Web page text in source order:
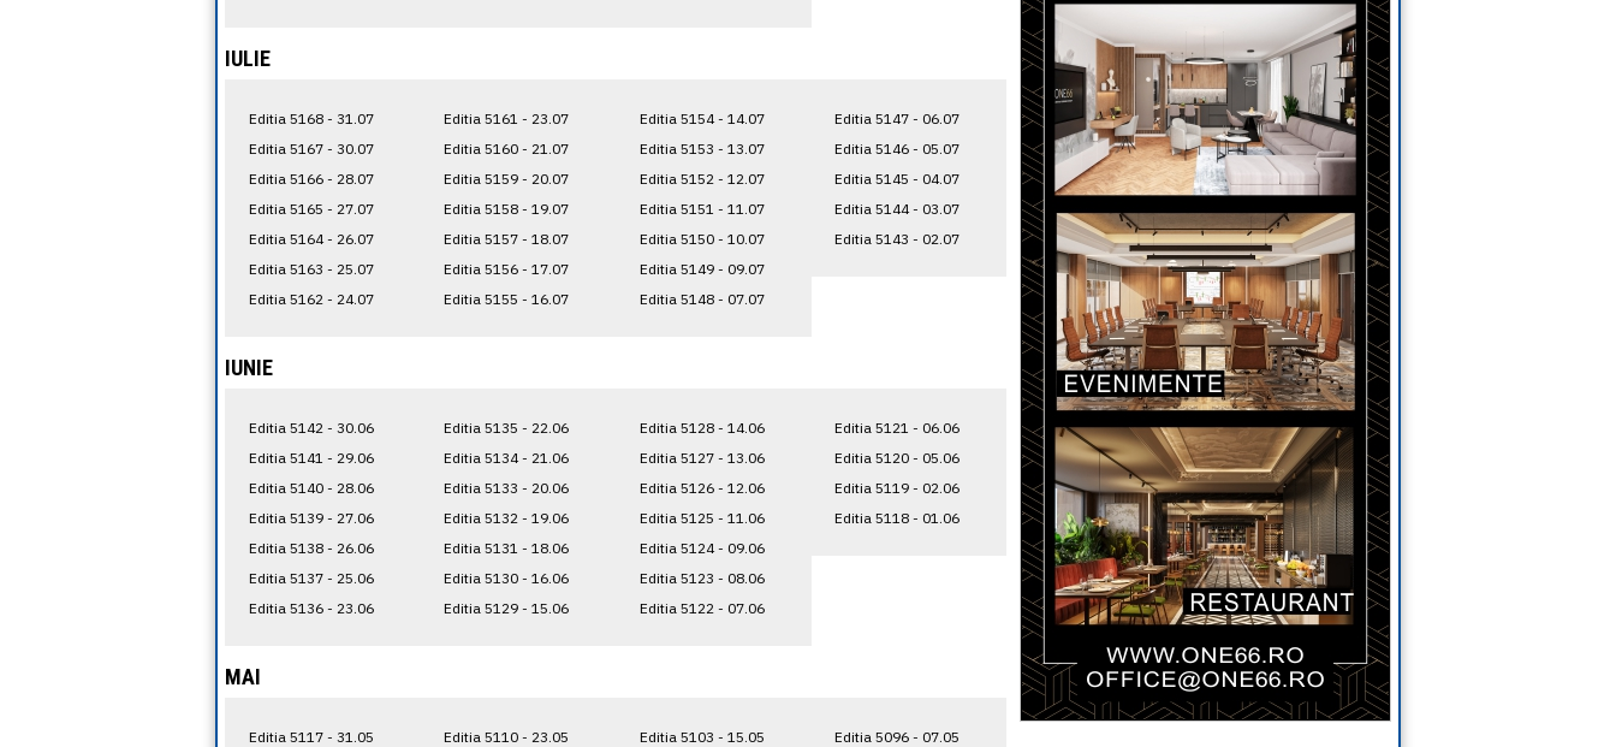
IULIE
Editia 5168 - 31.07
Editia 5167 - 30.07
Editia 5166 - 28.07
Editia 5165 - 27.07
Editia 5164 - 26.07
Editia 5163 - 25.07
Editia 5162 - 24.07
Editia 5161 - 23.07
Editia 5160 - 21.07
Editia 5159 - 20.07
Editia 5158 - 19.07
Editia 5157 - 18.07
Editia 5156 - 17.07
Editia 5155 - 16.07
Editia 5154 - 14.07
Editia 5153 - 13.07
Editia 5152 - 12.07
Editia 5151 - 11.07
Editia 5150 - 10.07
Editia 5149 - 09.07
Editia 5148 - 07.07
Editia 5147 - 06.07
Editia 5146 - 05.07
Editia 5145 - 04.07
Editia 5144 - 03.07
Editia 5143 - 02.07
IUNIE
Editia 5142 - 30.06
Editia 5141 - 29.06
Editia 5140 - 28.06
Editia 5139 - 27.06
Editia 5138 - 26.06
Editia 5137 - 25.06
Editia 5136 - 23.06
Editia 5135 - 22.06
Editia 5134 - 21.06
Editia 5133 - 20.06
Editia 5132 - 19.06
Editia 5131 - 18.06
Editia 5130 - 16.06
Editia 5129 - 15.06
Editia 5128 - 14.06
Editia 5127 - 13.06
Editia 5126 - 12.06
Editia 5125 - 11.06
Editia 5124 - 09.06
Editia 5123 - 08.06
Editia 5122 - 07.06
Editia 5121 - 06.06
Editia 5120 - 05.06
Editia 5119 - 02.06
Editia 5118 - 01.06
MAI
Editia 5117 - 31.05
Editia 5110 - 23.05
Editia 5103 - 15.05
Editia 5096 - 07.05